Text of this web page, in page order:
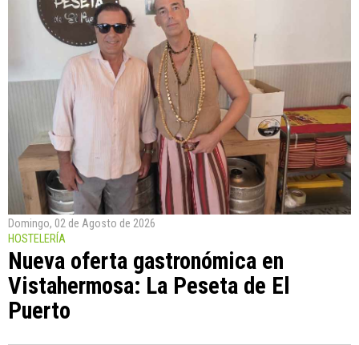
Domingo, 02 de Agosto de 2026
HOSTELERÍA
Nueva oferta gastronómica en
Vistahermosa: La Peseta de El
Puerto